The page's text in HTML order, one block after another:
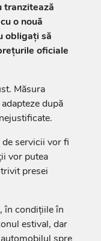
tranzitează
o nouă
obligați să
oficiale
Măsura
după
servicii vor fi
vor putea
presei
în condițiile în
estival, dar